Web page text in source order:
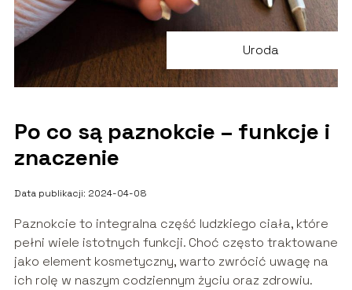
Uroda
Po co są paznokcie – funkcje i
znaczenie
Data publikacji: 2024-04-08
Paznokcie to integralna część ludzkiego ciała, które
pełni wiele istotnych funkcji. Choć często traktowane
jako element kosmetyczny, warto zwrócić uwagę na
ich rolę w naszym codziennym życiu oraz zdrowiu.